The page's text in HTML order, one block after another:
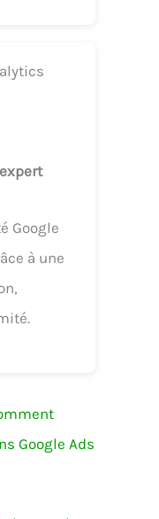
Google
à une